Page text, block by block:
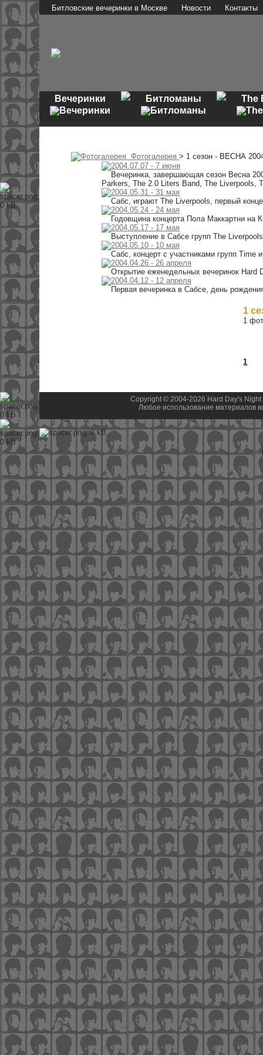
Битловские вечеринки в Москве Новости Контакты
Вечеринки Битломаны The
Фотогалерея > 1 сезон - ВЕСНА
2004.07.07 - 7 июня
Вечеринка, завершающая сезон Весна
Parkers, The 2.0 Liters Band, The Liverpools,
2004.05.31 - 31 мая
Сабс, играют The Liverpools, первый
2004.05.24 - 24 мая
Годовщина концерта Пола Маккартни на
2004.05.17 - 17 мая
Выступление в Сабсе групп The
2004.05.10 - 10 мая
Сабс, концерт с участниками групп Time
2004.04.26 - 26 апреля
Открытие еженедельных вечеринок Hard
2004.04.12 - 12 апреля
Первая вечеринка в Сабсе, день
1
1
1
Copyright © 2004-2026 Hard Day's
Любое использование материалов